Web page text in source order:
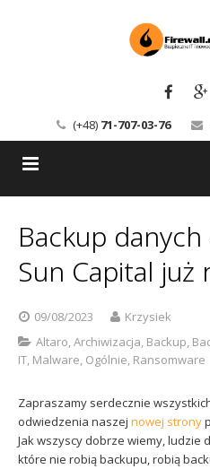
(+48) 71-707-03-76
Backup-Solutions
Kerio
Sophos
Usługi
Newsletter
Szkolenia
Polityka prywatności
Backup
Sun Capital już
09/08/2023
Krzysiek
Altaro,Archiwizacja, Backup,
IT, Malware, Ogólnie, Ransomware
Zapraszamy serdecznie
odwiedzenia naszej nowej strony
Jak wszyscy dobrze wiemy, ludzie
które nie robią backupu, robią